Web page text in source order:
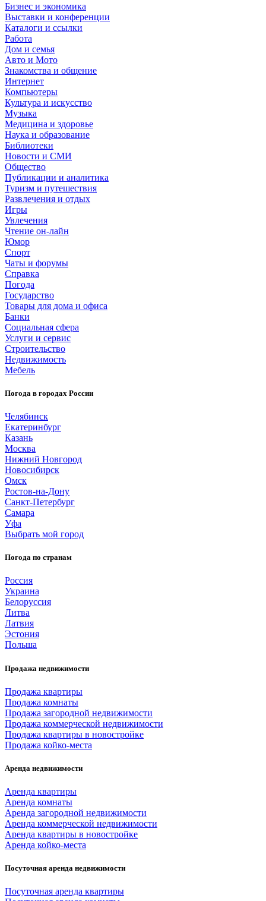
Бизнес и экономика
Выставки и конференции
Каталоги и ссылки
Работа
Дом и семья
Авто и Мото
Знакомства и общение
Интернет
Компьютеры
Культура и искусство
Музыка
Медицина и здоровье
Наука и образование
Библиотеки
Новости и СМИ
Общество
Публикации и аналитика
Туризм и путешествия
Развлечения и отдых
Игры
Увлечения
Чтение он-лайн
Юмор
Спорт
Чаты и форумы
Справка
Погода
Государство
Товары для дома и офиса
Банки
Социальная сфера
Услуги и сервис
Строительство
Недвижимость
Мебель
Погода в городах России
Челябинск
Екатеринбург
Казань
Москва
Нижний Новгород
Новосибирск
Омск
Ростов-на-Дону
Санкт-Петербург
Самара
Уфа
Выбрать мой город
Погода по странам
Россия
Украина
Белоруссия
Литва
Латвия
Эстония
Польша
Продажа недвижимости
Продажа квартиры
Продажа комнаты
Продажа загородной недвижимости
Продажа коммерческой недвижимости
Продажа квартиры в новостройке
Продажа койко-места
Аренда недвижимости
Аренда квартиры
Аренда комнаты
Аренда загородной недвижимости
Аренда коммерческой недвижимости
Аренда квартиры в новостройке
Аренда койко-места
Посуточная аренда недвижимости
Посуточная аренда квартиры